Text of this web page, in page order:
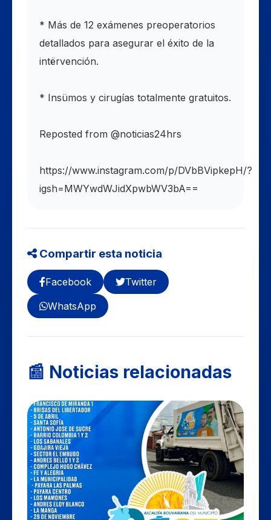
* Más de 12 exámenes preoperatorios
detallados para asegurar el éxito de la
intërvención.
* Insümos y cirugías totalmente gratuitos.
Reposted from @noticias24hrs
https://www.instagram.com/p/DVbBVipkepH/?
igsh=MWYwdWJidXpwbWV3bA==
Compartir esta noticia
Facebook
Twitter
WhatsApp
📰 Noticias relacionadas